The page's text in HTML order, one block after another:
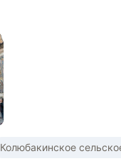
Колюбакинское